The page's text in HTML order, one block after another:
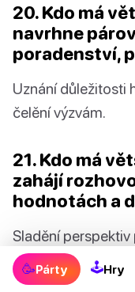
20. Kdo má
navrhne
poradenství,
Uznání důležitosti
čelění výzvám.
21. Kdo má
zahájí
hodnotách a
Sladění
spolu.
🥳Párty 🕹Hry